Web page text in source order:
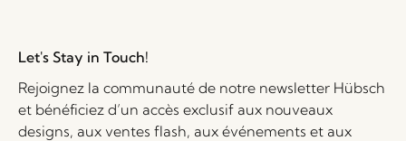
Let's Stay in Touch!
Rejoignez la communauté de notre newsletter Hübsch
et bénéficiez d’un accès exclusif aux nouveaux
designs, aux ventes flash, aux événements et aux